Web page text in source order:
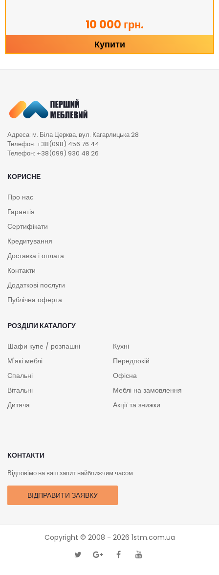
10 000 грн.
Купити
Адреса: м. Біла Церква, вул. Кагарлицька 28
Телефон: +38(098) 456 76 44
Телефон: +38(099) 930 48 26
КОРИСНЕ
Про нас
Гарантія
Сертифікати
Кредитування
Доставка і оплата
Контакти
Додаткові послуги
Публічна оферта
РОЗДІЛИ КАТАЛОГУ
Шафи купе / розпашні
М'які меблі
Спальні
Вітальні
Дитяча
Кухні
Передпокій
Офісна
Меблі на замовлення
Акції та знижки
КОНТАКТИ
Відповімо на ваш запит найближчим часом
ВІДПРАВИТИ ЗАЯВКУ
Copyright © 2008 - 2026 1stm.com.ua